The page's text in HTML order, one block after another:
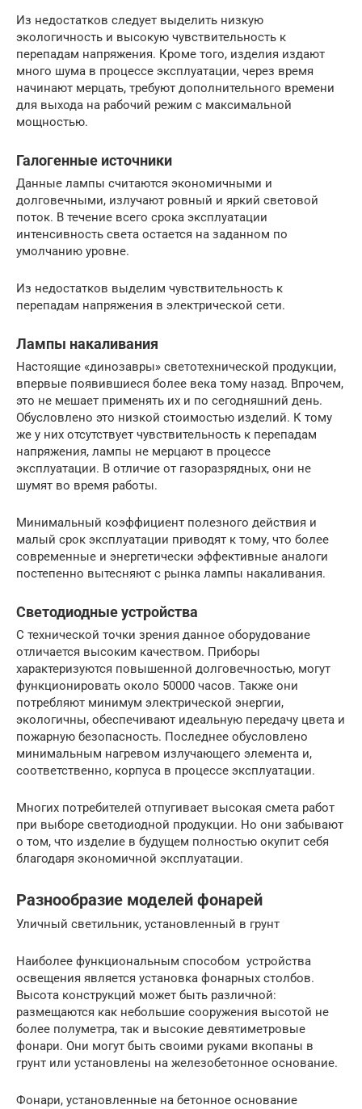
Из недостатков следует выделить низкую
экологичность и высокую чувствительность к
перепадам напряжения. Кроме того, изделия издают
много шума в процессе эксплуатации, через время
начинают мерцать, требуют дополнительного времени
для выхода на рабочий режим с максимальной
мощностью.
Галогенные источники
Данные лампы считаются экономичными и
долговечными, излучают ровный и яркий световой
поток. В течение всего срока эксплуатации
интенсивность света остается на заданном по
умолчанию уровне.
Из недостатков выделим чувствительность к
перепадам напряжения в электрической сети.
Лампы накаливания
Настоящие «динозавры» светотехнической продукции,
впервые появившиеся более века тому назад. Впрочем,
это не мешает применять их и по сегодняшний день.
Обусловлено это низкой стоимостью изделий. К тому
же у них отсутствует чувствительность к перепадам
напряжения, лампы не мерцают в процессе
эксплуатации. В отличие от газоразрядных, они не
шумят во время работы.
Минимальный коэффициент полезного действия и
малый срок эксплуатации приводят к тому, что более
современные и энергетически эффективные аналоги
постепенно вытесняют с рынка лампы накаливания.
Светодиодные устройства
С технической точки зрения данное оборудование
отличается высоким качеством. Приборы
характеризуются повышенной долговечностью, могут
функционировать около 50000 часов. Также они
потребляют минимум электрической энергии,
экологичны, обеспечивают идеальную передачу цвета и
пожарную безопасность. Последнее обусловлено
минимальным нагревом излучающего элемента и,
соответственно, корпуса в процессе эксплуатации.
Многих потребителей отпугивает высокая смета работ
при выборе светодиодной продукции. Но они забывают
о том, что изделие в будущем полностью окупит себя
благодаря экономичной эксплуатации.
Разнообразие моделей фонарей
Уличный светильник, установленный в грунт
Наиболее функциональным способом устройства
освещения является установка фонарных столбов.
Высота конструкций может быть различной:
размещаются как небольшие сооружения высотой не
более полуметра, так и высокие девятиметровые
фонари. Они могут быть своими руками вкопаны в
грунт или установлены на железобетонное основание.
Фонари, установленные на бетонное основание